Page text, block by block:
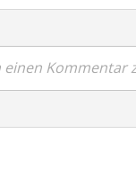
einen Kommentar